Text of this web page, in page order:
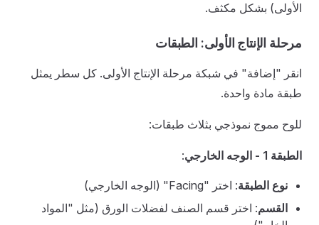
الأولى) بشكل مكثف.
مرحلة الإنتاج الأولى: الطبقات
انقر "إضافة" في شبكة مرحلة الإنتاج الأولى. كل سطر يمثل
طبقة مادة واحدة.
للوح مموج نموذجي بثلاث طبقات:
الطبقة 1 - الوجه الخارجي :
نوع الطبقة: اختر "Facing" (الوجه الخارجي)
القسم: اختر قسم الصنف لفضلات الورق (مثل "المواد